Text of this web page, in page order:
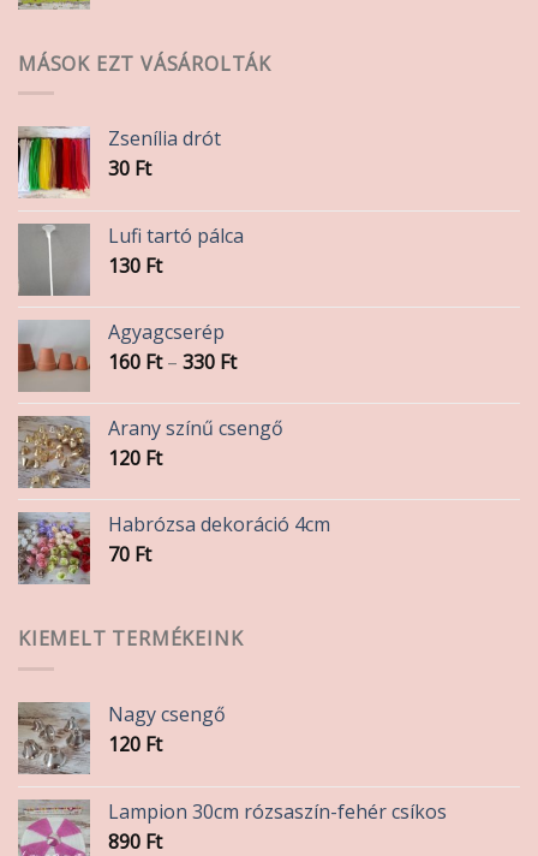
MÁSOK EZT VÁSÁROLTÁK
Zsenília drót
30 Ft
Lufi tartó pálca
130 Ft
Agyagcserép
160 Ft – 330 FtÁrtartomány:
-
330 Ft
Arany színű csengő
120 Ft
Habrózsa dekoráció 4cm
70 Ft
KIEMELT TERMÉKEINK
Nagy csengő
120 Ft
Lampion 30cm rózsaszín-fehér csíkos
890 Ft